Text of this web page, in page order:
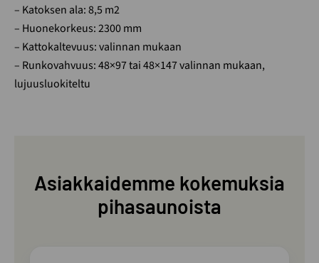
– Katoksen ala: 8,5 m2
– Huonekorkeus: 2300 mm
– Kattokaltevuus: valinnan mukaan
– Runkovahvuus: 48×97 tai 48×147 valinnan mukaan,
lujuusluokiteltu
Asiakkaidemme kokemuksia
pihasaunoista